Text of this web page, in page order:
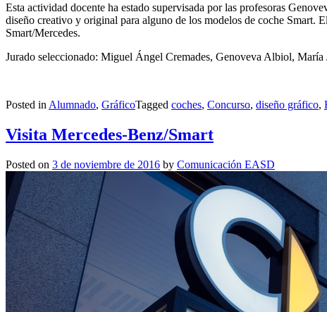
Esta actividad docente ha estado supervisada por las profesoras
diseño creativo y original para alguno de los modelos de coche Smart.
Smart/Mercedes.
Jurado seleccionado: Miguel Ángel Cremades, Genoveva Albiol,
Posted in Alumnado, GráficoTagged coches, Concurso, diseño gráfico,
Visita Mercedes-Benz/Smart
Posted on 3 de noviembre de 2016 by Comunicación EASD